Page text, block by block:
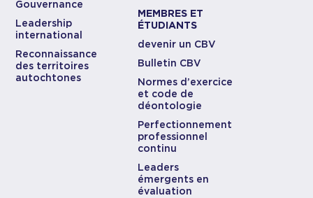
Gouvernance
Leadership
international
Reconnaissance
des territoires
autochtones
MEMBRES ET
ÉTUDIANTS
devenir un CBV
Bulletin CBV
Normes d’exercice
et code de
déontologie
Perfectionnement
professionnel
continu
Leaders
émergents en
évaluation